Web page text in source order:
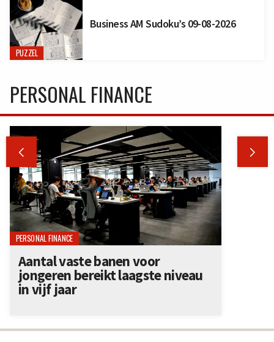
PUZZEL
Business AM Sudoku’s 09-08-2026
PERSONAL FINANCE
 
PERSONAL FINANCE
Aantal vaste banen voor
jongeren bereikt laagste niveau
in vijf jaar